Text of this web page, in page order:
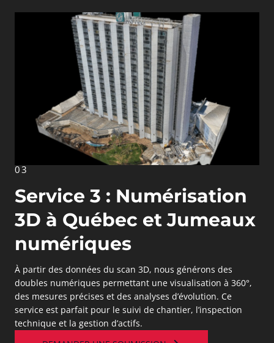
03
Service 3 : Numérisation
3D à Québec et Jumeaux
numériques
À partir des données du scan 3D, nous générons des
doubles numériques permettant une visualisation à 360°,
des mesures précises et des analyses d’évolution. Ce
service est parfait pour le suivi de chantier, l’inspection
technique et la gestion d’actifs.